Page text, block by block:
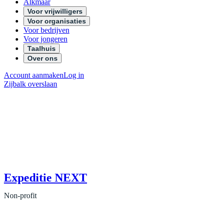
Alkmaar
Voor vrijwilligers
Voor organisaties
Voor bedrijven
Voor jongeren
Taalhuis
Over ons
Account aanmakenLog in
Zijbalk overslaan
Expeditie NEXT
Non-profit